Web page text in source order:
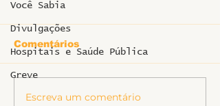
Você Sabia
Divulgações
Hospitais e Saúde Pública
Greve
SINTET-UFU promove
Comentários
Escreva um comentário